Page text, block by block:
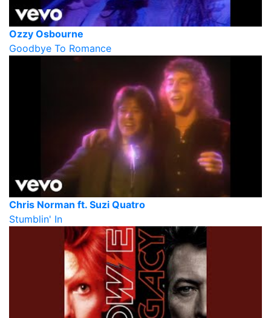
Ozzy Osbourne
Goodbye To Romance
Chris Norman ft. Suzi Quatro
Stumblin' In